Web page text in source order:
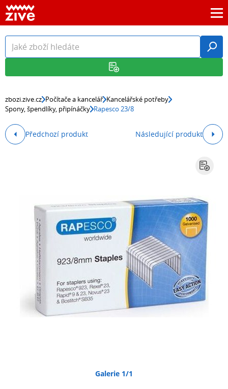
zbozi.zive.cz Počítače a kancelář Kancelářské potřeby
Spony, špendlíky, připínáčky Rapesco 23/8
Předchozí produkt Následující produkt
Galerie 1/1